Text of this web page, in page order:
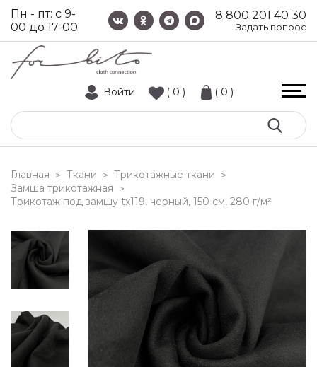
8 800 201 40 30
Задать вопрос
Пн - пт: с 9-
00 до 17-00
Войти ( 0 ) ( 0 )
Главная > Ткани > Трикотажные ткани >
Замша трикотажная >
трикотаж под замшу tx119, черный, 150 см, 280 г/м²